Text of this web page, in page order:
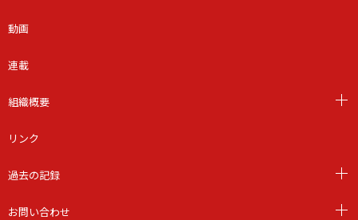
動画
連載
組織概要
リンク
過去の記録
お問い合わせ